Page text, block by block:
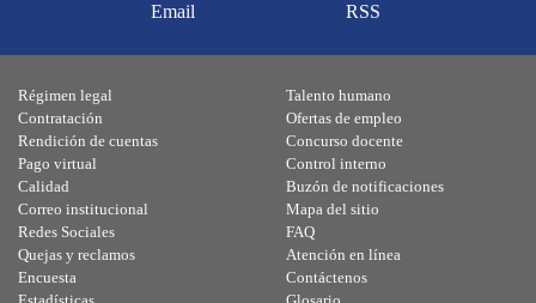
Email RSS
Régimen legal
Contratación
Rendición de cuentas
Pago virtual
Calidad
Talento humano
Ofertas de empleo
Concurso docente
Control interno
Buzón de notificaciones
Correo institucional
Redes Sociales
Quejas y reclamos
Encuesta
Mapa del sitio
FAQ
Atención en línea
Contáctenos